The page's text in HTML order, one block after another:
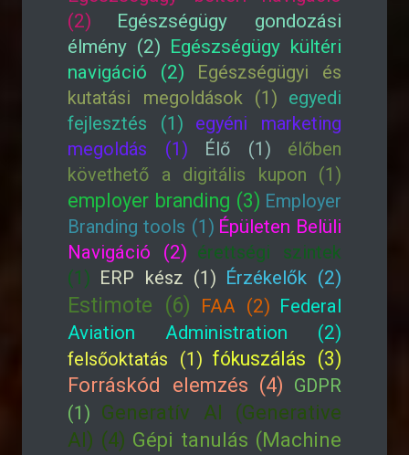
(2)
Egészségügy gondozási
élmény (2) Egészségügy kültéri
navigáció (2)
Egészségügyi és
kutatási megoldások (1) egyedi
fejlesztés (1)
egyéni marketing
megoldás (1)
Élő (1)
élőben
követhető a digitális kupon (1)
employer branding (3) Employer
Branding tools (1) Épületen Belüli
Navigáció (2) érettségi szintek
(1) ERP kész (1) Érzékelők (2)
Estimote (6) FAA (2) Federal
Aviation Administration (2)
felsőoktatás (1) fókuszálás (3)
Forráskód elemzés (4) GDPR
(1) Generatív AI (Generative
AI) (4) Gépi tanulás (Machine